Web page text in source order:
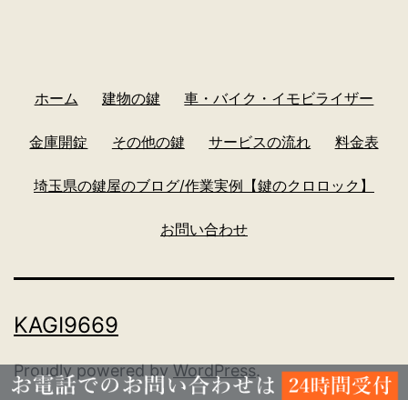
ホーム 建物の鍵 車・バイク・イモビライザー
金庫開錠 その他の鍵 サービスの流れ 料金表
埼玉県の鍵屋のブログ/作業実例【鍵のクロロック】
お問い合わせ
KAGI9669
Proudly powered byWordPress.